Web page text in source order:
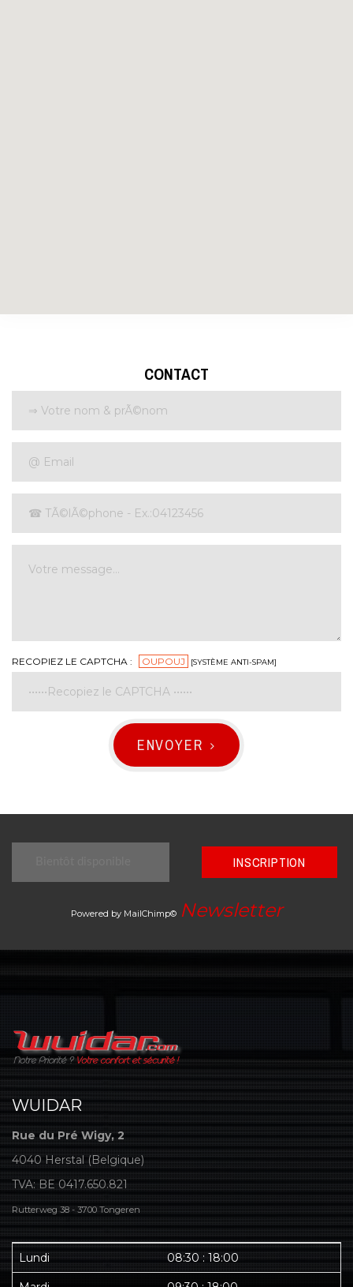
CONTACT
RECOPIEZ LE CAPTCHA : OUPOUJ [SYSTÈME ANTI-SPAM]
ENVOYER
INSCRIPTION
Powered by MailChimp© Newsletter
WUIDAR
Rue du Pré Wigy, 2
4040 Herstal (Belgique)
TVA: BE 0417.650.821
Rutterweg 38 - 3700 Tongeren
Lundi 08:30 : 18:00